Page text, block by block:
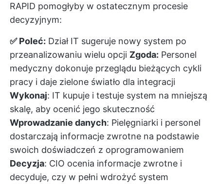
RAPID pomogłyby w ostatecznym procesie
decyzyjnym:
✅ Poleć: Dział IT sugeruje nowy system po
przeanalizowaniu wielu opcji Zgoda: Personel
medyczny dokonuje przeglądu bieżących cykli
pracy i daje zielone światło dla integracji
Wykonaj: IT kupuje i testuje system na mniejszą
skalę, aby ocenić jego skuteczność
Wprowadzanie danych: Pielęgniarki i personel
dostarczają informacje zwrotne na podstawie
swoich doświadczeń z oprogramowaniem
Decyzja: CIO ocenia informacje zwrotne i
decyduje, czy w pełni wdrożyć system